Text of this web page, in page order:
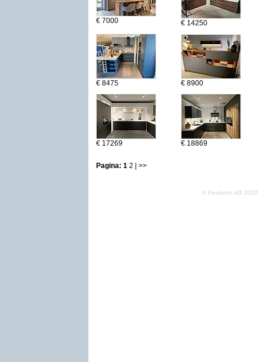
€ 7000 € 14250
€ 8475 € 8900
€ 17269 € 18869
Pagina: 1 2 | >>
© Keukens.nl3